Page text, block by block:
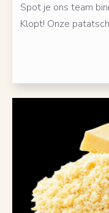
Spot je ons team
Klopt! Onze